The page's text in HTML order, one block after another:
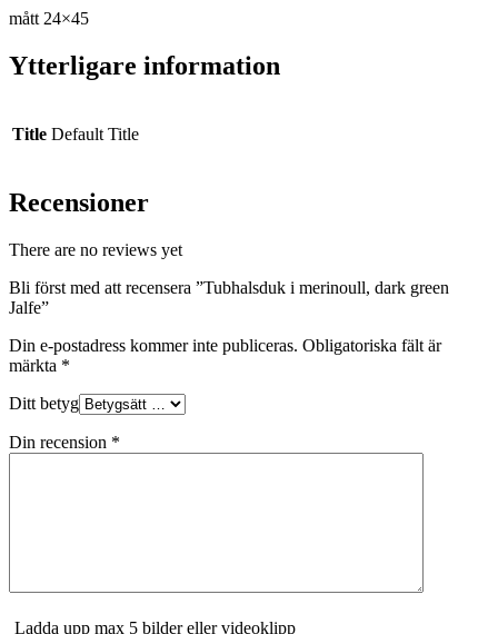
mått 24×45
Ytterligare information
Title Default Title
Recensioner
There are no reviews yet
Bli först med att recensera ”Tubhalsduk i merinoull, dark green
Jalfe”
Din e-postadress kommer inte publiceras. Obligatoriska fält är
märkta *
Ditt betyg
Din recension *
Ladda upp max 5 bilder eller videoklipp